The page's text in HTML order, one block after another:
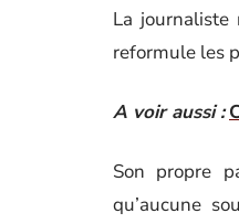
La
reformule les
A voir aussi :
Son propre
qu’aucune